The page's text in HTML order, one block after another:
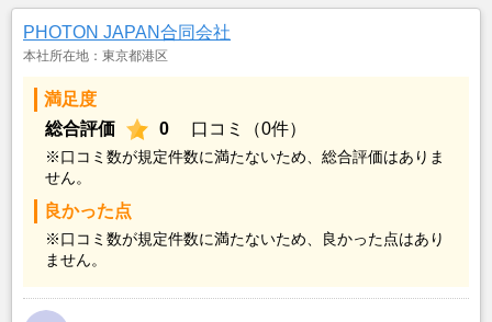
PHOTON JAPAN合同会社
本社所在地：東京都港区
満足度
総合評価
0 口コミ（0件）
※口コミ数が規定件数に満たないため、総合評価はありま
せん。
良かった点
※口コミ数が規定件数に満たないため、良かった点はあり
ません。